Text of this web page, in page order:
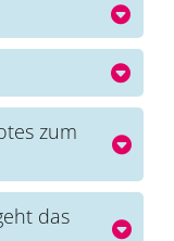
oft, ganz
aus einem
und
zum
und Text. Es
Kodierung
abrufen.
das